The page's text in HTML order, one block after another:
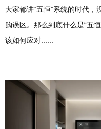
大家都讲“五恒”系统的时代
购误区。那么到底什么是“五
该如何应对......